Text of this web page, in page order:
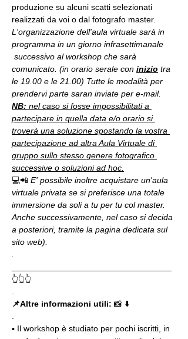
produzione su alcuni scatti selezionati
realizzati da voi o dal fotografo master.
L'organizzazione dell'aula virtuale sarà in
programma in un giorno infrasettimanale
successivo al workshop che sarà
comunicato. (in orario serale con inizio tra
le 19.00 e le 21.00) Tutte le modalità per
prendervi parte saran inviate per e-mail.
NB: nel caso si fosse impossibilitati a
partecipare in quella data e/o orario si
troverà una soluzione spostando la vostra
partecipazione ad altra Aula Virtuale di
gruppo sullo stesso genere fotografico
successive o soluzioni ad hoc.
💻📲 E' possibile inoltre acquistare un'aula
virtuale privata se si preferisce una totale
immersione da soli a tu per tu col master.
Anche successivamente, nel caso si decida
a posteriori, tramite la pagina dedicata sul
sito web).
👆👆👆
📌Altre informazioni utili: 📸 ⬇️
▪️ Il workshop è studiato per pochi iscritti, in